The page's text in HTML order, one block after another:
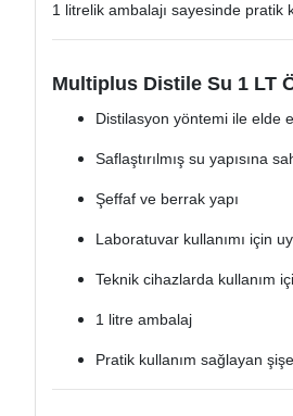
1 litrelik ambalajı sayesinde pratik
Multiplus Distile Su 1 LT
Distilasyon yöntemi ile elde
Saflaştırılmış su yapısına
Şeffaf ve berrak yapı
Laboratuvar kullanımı için
Teknik cihazlarda kullanım
1 litre ambalaj
Pratik kullanım sağlayan şişe